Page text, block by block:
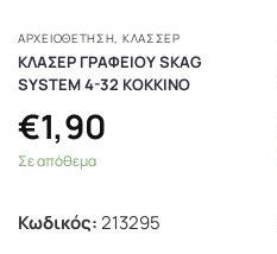
ΑΡΧΕΙΟΘΕΤΗΣΗ, ΚΛΑΣΣΈΡ
ΚΛΑΣΕΡ ΓΡΑΦΕΙΟΥ SKAG
SYSTEM 4-32 ΚΟΚΚΙΝΟ
€1,90
Σε απόθεμα
Κωδικός:213295